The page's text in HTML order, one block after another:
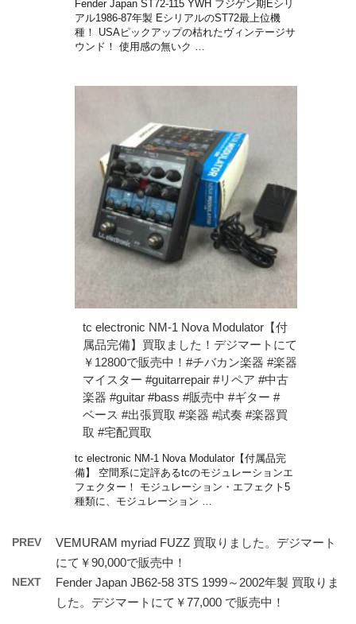
Fender Japan ST72-115 YWH フジゲン期Eシリ
アル1986-87年製 EシリアルのST72最上位機
種！ USAピックアップの枯れたヴィンテージサ
ウンド！ 使用感の無いク …
tc electronic NM-1 Nova Modulator【付
属品完備】買取ました！デジマートにて
￥12800で販売中！#チバカン楽器 #楽器
マイスター #guitarrepair #リペア #中古
楽器 #guitar #bass #販売中 #ギター #
ベース #出張買取 #楽器 #試奏 #楽器買
取 #宅配買取
tc electronic NM-1 Nova Modulator【付属品完
備】 空間系に定評あるtcのモジュレーションエ
フェクター！ モジュレーション・エフェクト5
種類に、モジュレーション …
PREV
VEMURAM myriad FUZZ 買取りました。デジマート
にて￥90,000で販売中！
NEXT
Fender Japan JB62-58 3TS 1999～2002年製 買取りま
した。デジマートにて￥77,000 で販売中！